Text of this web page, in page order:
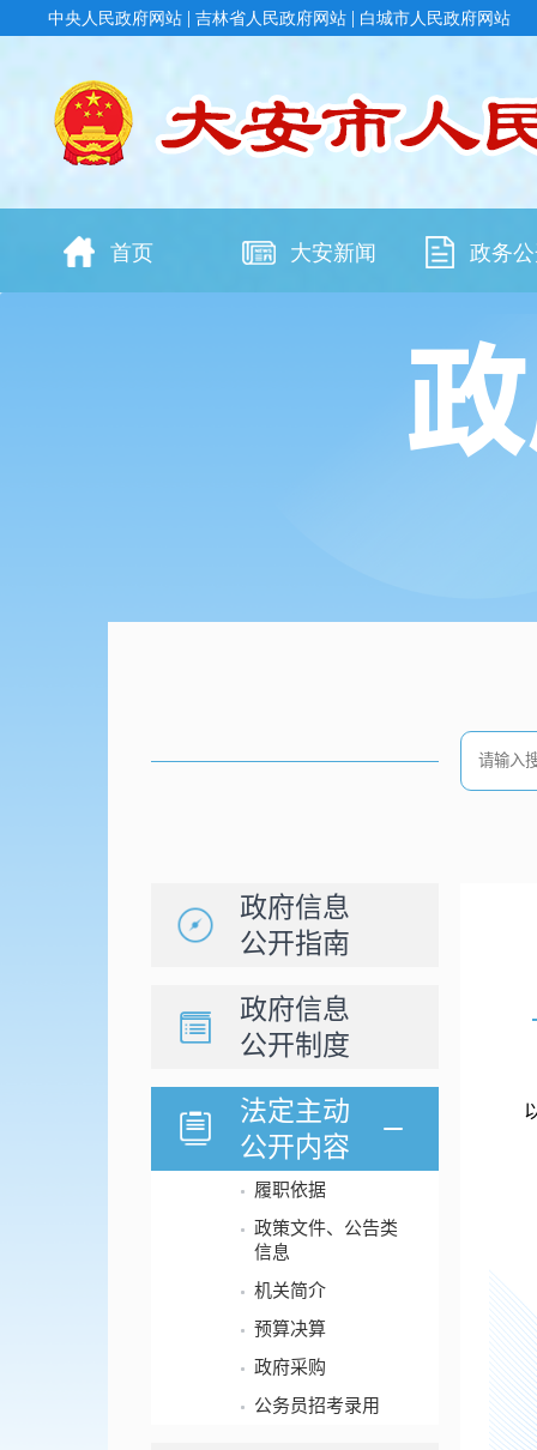
政府信息
公开指南
政府信息
公开制度
法定主动
公开内容
履职依据
政策文件、公告类
信息
机关简介
预算决算
政府采购
公务员招考录用